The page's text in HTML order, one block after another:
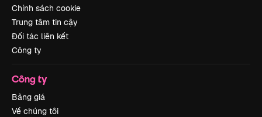
Chính sách cookie
Trung tâm tin cậy
Đối tác liên kết
Công ty
Công ty
Bảng giá
Về chúng tôi